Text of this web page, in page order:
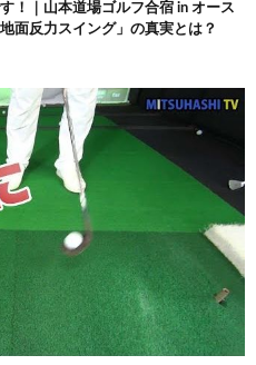
！｜山本道場ゴルフ合宿 in オース
面反力スイング」の真実とは？